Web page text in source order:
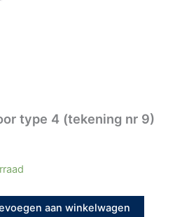
type 4 (tekening nr 9)
aan winkelwagen